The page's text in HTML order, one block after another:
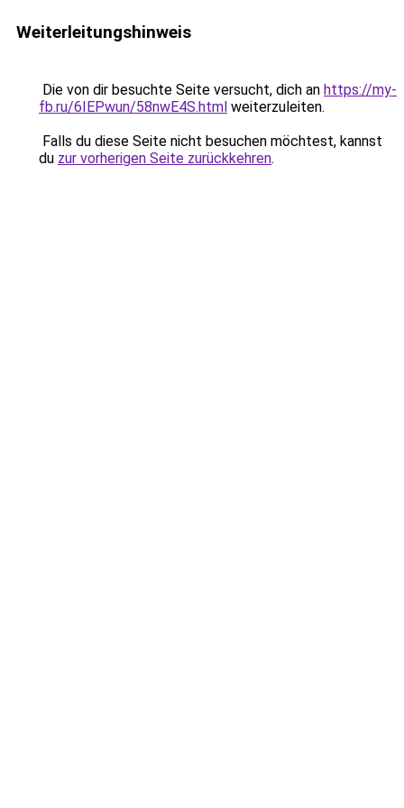
Weiterleitungshinweis
Die von dir besuchte Seite versucht, dich an https://my-
fb.ru/6IEPwun/58nwE4S.html weiterzuleiten.
Falls du diese Seite nicht besuchen möchtest, kannst
du zur vorherigen Seite zurückkehren.